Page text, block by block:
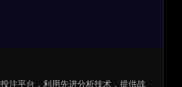
注平台，利用先进分析技术，提供战